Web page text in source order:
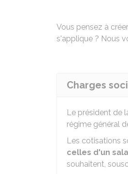
Vous pensez à
s'applique ? Nous
Charges
Le président de
régime général
Les cotisations
celles d'un
souhaitent,